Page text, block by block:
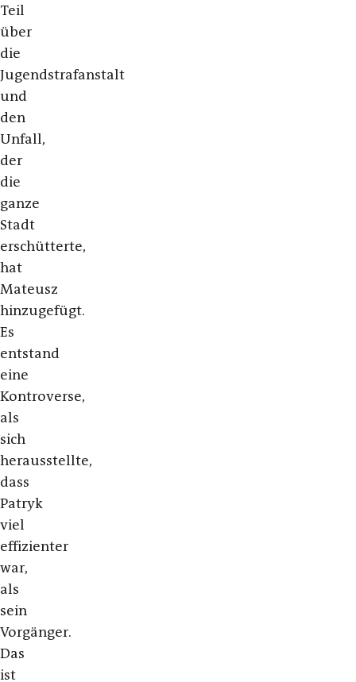
Teil
über
die
Jugendstrafanstalt
und
den
Unfall,
der
die
ganze
Stadt
erschütterte,
hat
Mateusz
hinzugefügt.
Es
entstand
eine
Kontroverse,
als
sich
herausstellte,
dass
Patryk
viel
effizienter
war,
als
sein
Vorgänger.
Das
ist